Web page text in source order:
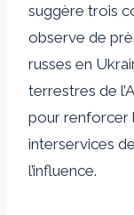
suggère trois
observe de
russes en
terrestres de
pour renforcer
interservices
l’influence.